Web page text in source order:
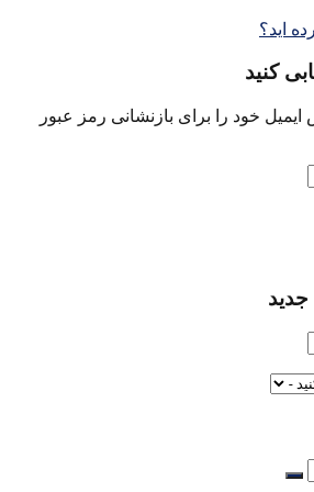
اید؟
کنید
ایمیل خود را برای بازنشانی رمز عبور